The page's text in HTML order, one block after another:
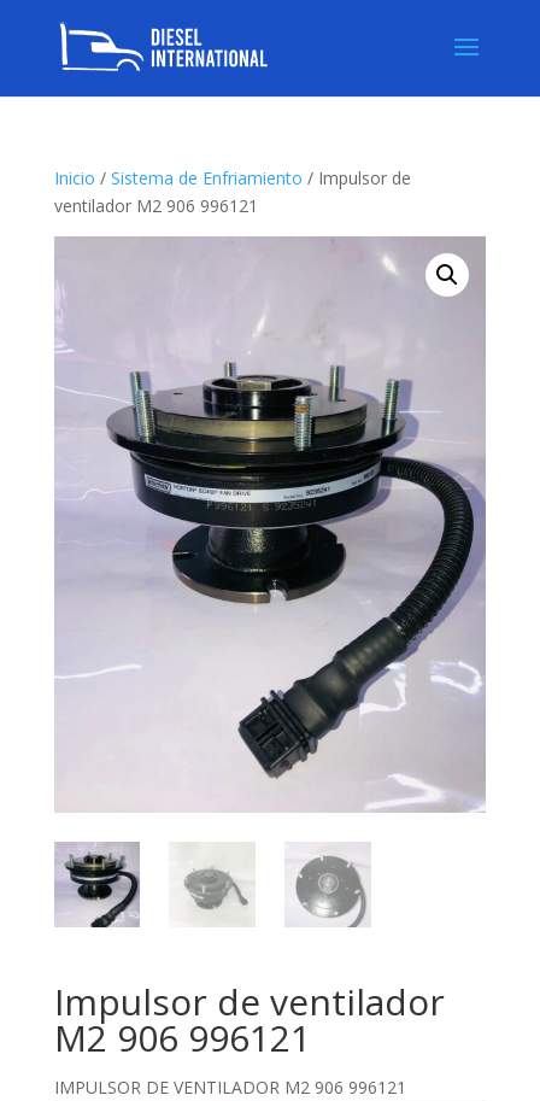
Inicio / Sistema de Enfriamiento / Impulsor de
ventilador M2 906 996121
Impulsor de ventilador
M2 906 996121
IMPULSOR DE VENTILADOR M2 906 996121